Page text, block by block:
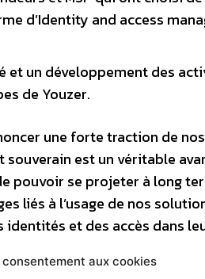
consentement aux cookies
d’Identity and access
et un développement des
de Youzer.
une forte traction de
est un véritable
pouvoir se projeter à long
liés à l’usage de nos
et des accès dans
sur qui a accès à quoi. »